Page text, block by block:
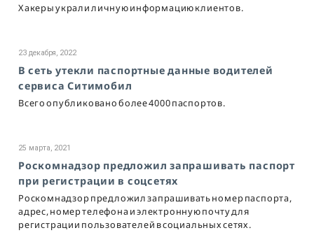
Хакеры украли личную информацию клиентов.
23 декабря, 2022
В сеть утекли паспортные данные водителей
сервиса Ситимобил
Всего опубликовано более 4000 паспортов.
25 марта, 2021
Роскомнадзор предложил запрашивать паспорт
при регистрации в соцсетях
Роскомнадзор предложил запрашивать номер паспорта,
адрес, номер телефона и электронную почту для
регистрации пользователей в социальных сетях.